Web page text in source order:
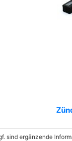
sind ergänzende